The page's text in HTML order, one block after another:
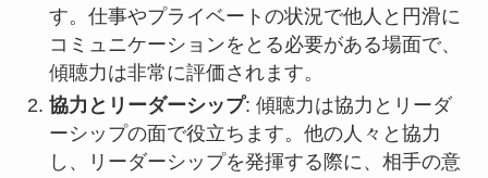
す。仕事やプライベートの状況で他人と円滑に
コミュニケーションをとる必要がある場面で、
傾聴力は非常に評価されます。
協力とリーダーシップ: 傾聴力は協力とリーダ
ーシップの面で役立ちます。他の人々と協力
し、リーダーシップを発揮する際に、相手の意